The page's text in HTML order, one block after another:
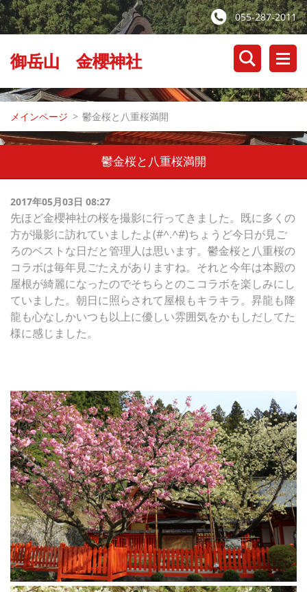
055-287-2011
御岳山 金櫻神社
メインページ > 鬱金桜と八重桜満開
鬱金桜と八重桜満開
2017年05月03日 08:27
先ほど金櫻神社の桜を撮影に行ってきました。既に多くの
方が撮影に訪れていましたよ(#^.^#)ちょうど今日が見ご
ろのベストな日だと管理人は思います。鬱金桜と八重桜の
コラボは毎年見ごたえがありますね。それと今年は本殿の
屋根が綺麗になったのでそちらとのこコラボを楽しみにし
ていました。朝日に照らされて屋根もキラキラ。昇龍も降
龍も心なしかいつも以上に優しい雰囲気をかもしだしてた
様に感じました。